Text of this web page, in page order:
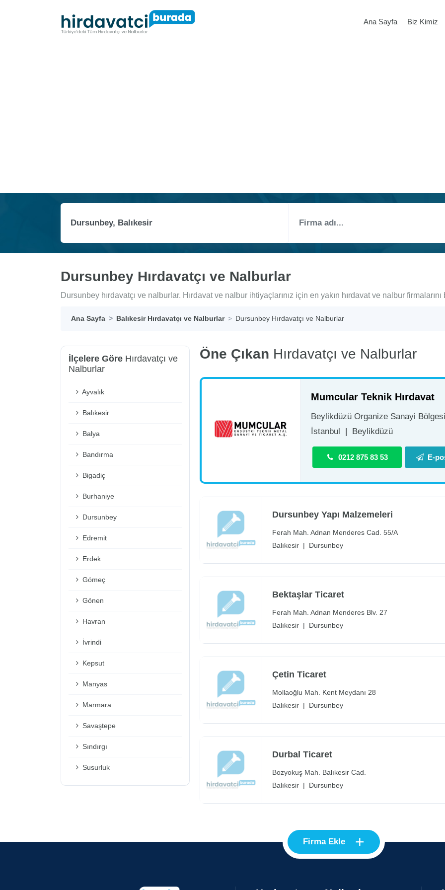
Ana Sayfa Biz Kimiz
Dursunbey Hırdavatçı ve Nalburlar
Dursunbey hırdavatçı ve nalburlar. Hırdavat ve nalbur ihtiyaçlarınız için en yakın hırdavat ve nalbur
Ana Sayfa Balıkesir Hırdavatçı ve Nalburlar Dursunbey Hırdavatçı ve Nalburlar
İlçelere Göre Hırdavatçı ve
Nalburlar
Ayvalık
Balıkesir
Balya
Bandırma
Bigadiç
Burhaniye
Dursunbey
Edremit
Erdek
Gömeç
Gönen
Havran
İvrindi
Kepsut
Manyas
Marmara
Savaştepe
Sındırgı
Susurluk
Öne Çıkan Hırdavatçı ve Nalburlar
Mumcular Teknik Hırdavat
Beylikdüzü Organize Sanayi
İstanbul
Beylikdüzü
0212 875 83 53 E-
Dursunbey Yapı Malzemeleri
Ferah Mah. Adnan Menderes Cad. 55/A
Balıkesir | Dursunbey
Bektaşlar Ticaret
Ferah Mah. Adnan Menderes Blv. 27
Balıkesir | Dursunbey
Çetin Ticaret
Mollaoğlu Mah. Kent Meydanı 28
Balıkesir | Dursunbey
Durbal Ticaret
Bozyokuş Mah. Balıkesir Cad.
Balıkesir | Dursunbey
Firma Ekle +